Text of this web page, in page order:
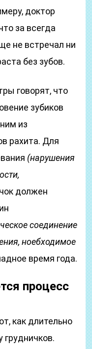
доктор
за всегда
не встречал ни
без зубов.
говорят, что
зубиков
из
рахита. Для
(нарушения
должен
соединение
ноебходимое
время года.
процесс
как длительно